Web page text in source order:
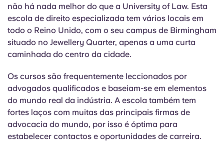
não há nada melhor do que a University of Law. Esta
escola de direito especializada tem vários locais em
todo o Reino Unido, com o seu campus de Birmingham
situado no Jewellery Quarter, apenas a uma curta
caminhada do centro da cidade.
Os cursos são frequentemente leccionados por
advogados qualificados e baseiam-se em elementos
do mundo real da indústria. A escola também tem
fortes laços com muitas das principais firmas de
advocacia do mundo, por isso é óptima para
estabelecer contactos e oportunidades de carreira.